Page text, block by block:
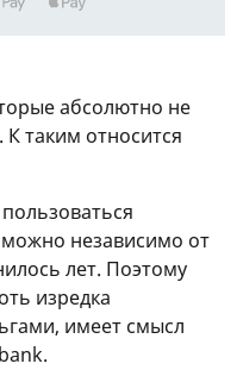
абсолютно не
К таким относится
независимо от
лет. Поэтому
изредка
имеет смысл